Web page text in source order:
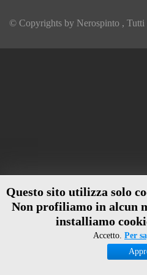
Questo sito utilizza solo
Non profiliamo in alcun
installiamo
Accetto. Per
© Copyrights by Nerospinto , Tutti